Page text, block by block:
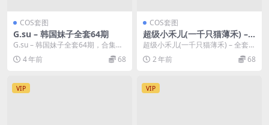
COS套图
G.su – 韩国妹子全套64期
G.su – 韩国妹子全套64期，合集分
类：COS套图、合集模特：G.su 图
片...4 年前 68
COS套图
超级小禾儿(一千只猫薄禾) –
全套20期&随包视频
超级小禾儿(一千只猫薄禾) – 全套2
0期&随包视频，合集分类：COS
套...2 年前 68
VIP VIP